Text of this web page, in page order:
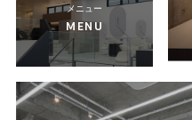
メニュー
MENU